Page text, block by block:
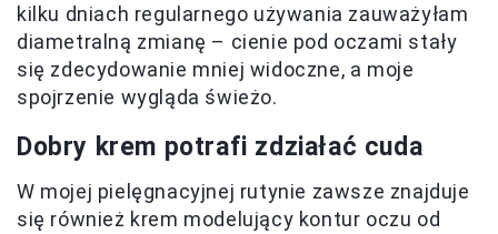
kilku dniach regularnego używania zauważyłam
diametralną zmianę – cienie pod oczami stały
się zdecydowanie mniej widoczne, a moje
spojrzenie wygląda świeżo.
Dobry krem potrafi zdziałać cuda
W mojej pielęgnacyjnej rutynie zawsze znajduje
się również krem modelujący kontur oczu od